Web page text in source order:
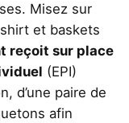
Misez sur
et baskets
reçoit sur place
(EPI)
d’une paire de
afin